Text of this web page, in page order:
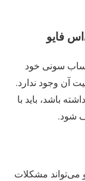
فایو
سونی خود
آن وجود ندارد.
باشد، باید با
شود.
مشکلات